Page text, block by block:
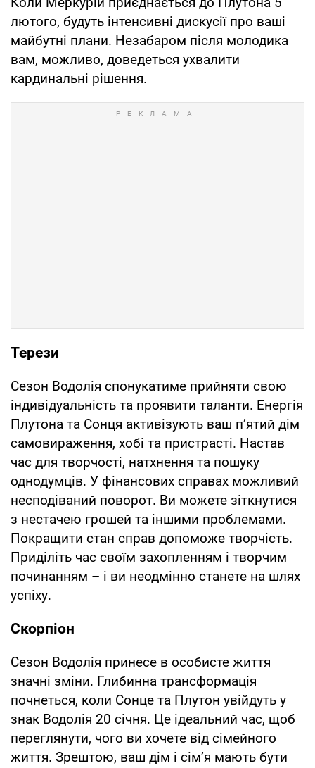
лютого, будуть інтенсивні дискусії про ваші
майбутні плани. Незабаром після молодика
вам, можливо, доведеться ухвалити
кардинальні рішення.
Терези
Сезон Водолія спонукатиме прийняти свою
індивідуальність та проявити таланти. Енергія
Плутона та Сонця активізують ваш п’ятий дім
самовираження, хобі та пристрасті. Настав
час для творчості, натхнення та пошуку
однодумців. У фінансових справах можливий
несподіваний поворот. Ви можете зіткнутися
з нестачею грошей та іншими проблемами.
Покращити стан справ допоможе творчість.
Приділіть час своїм захопленням і творчим
починанням – і ви неодмінно станете на шлях
успіху.
Скорпіон
Сезон Водолія принесе в особисте життя
значні зміни. Глибинна трансформація
почнеться, коли Сонце та Плутон увійдуть у
знак Водолія 20 січня. Це ідеальний час, щоб
переглянути, чого ви хочете від сімейного
життя. Зрештою, ваш дім і сім’я мають бути